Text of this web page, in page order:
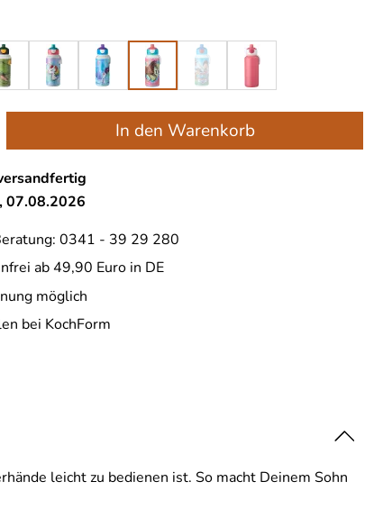
In den Warenkorb
07.08.2026
0341 - 39 29 280
ab 49,90 Euro in DE
möglich
bei KochForm
leicht zu bedienen ist. So macht Deinem Sohn